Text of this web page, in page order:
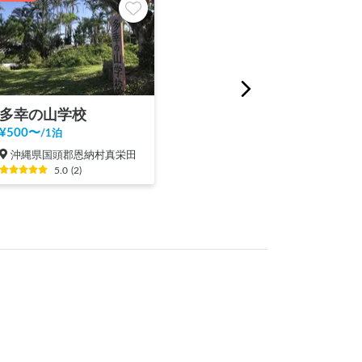
多幸の山学校
¥500〜/1泊
沖縄県国頭郡恩納村真栄田
5.0 (2)